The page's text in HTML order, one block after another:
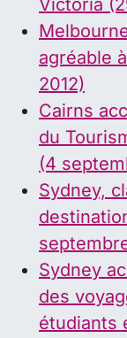
Victoria
agréable
2012)
Cairns
du
(4
Sydney,
Sydney
des
étudiants